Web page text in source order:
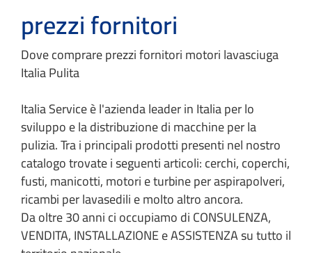
prezzi fornitori
Dove comprare prezzi fornitori motori lavasciuga
Italia Pulita
Italia Service è l'azienda leader in Italia per lo
sviluppo e la distribuzione di macchine per la
pulizia. Tra i principali prodotti presenti nel nostro
catalogo trovate i seguenti articoli: cerchi, coperchi,
fusti, manicotti, motori e turbine per aspirapolveri,
ricambi per lavasedili e molto altro ancora.
Da oltre 30 anni ci occupiamo di CONSULENZA,
VENDITA, INSTALLAZIONE e ASSISTENZA su tutto il